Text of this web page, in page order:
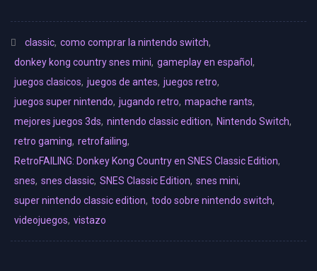
classic, como comprar la nintendo switch,
donkey kong country snes mini, gameplay en español ,
juegos clasicos, juegos de antes, juegos retro,
juegos super nintendo, jugando retro, mapache rants,
mejores juegos 3ds, nintendo classic edition, Nintendo Switch,
retro gaming, retrofailing,
RetroFAILING: Donkey Kong Country en SNES Classic Edition,
snes, snes classic, SNES Classic Edition, snes mini,
super nintendo classic edition, todo sobre nintendo switch,
videojuegos, vistazo